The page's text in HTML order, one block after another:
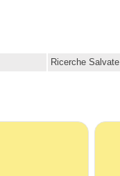
Ricerche Salvate